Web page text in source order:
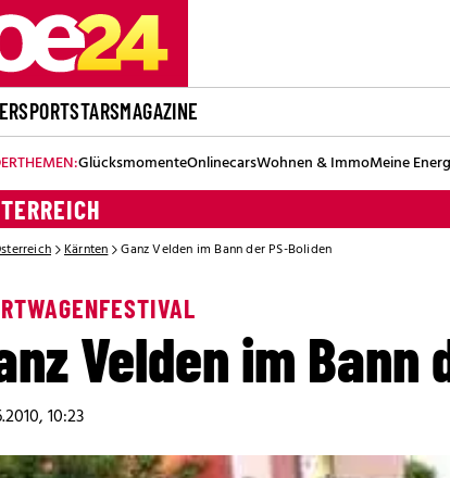
SPORTSTARSMAGAZINE
GlücksmomenteOnlinecarsWohnen & ImmoMeine
Kärnten Ganz Velden im Bann der PS-Boliden
Velden im Bann
10:23